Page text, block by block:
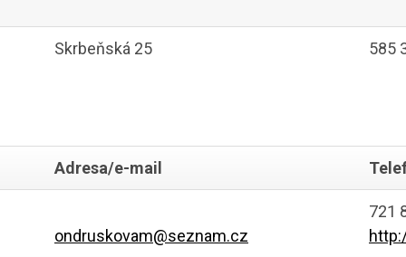
Skrbeňská 25 585
Adresa/e-mail
ondruskovam@seznam.cz
721